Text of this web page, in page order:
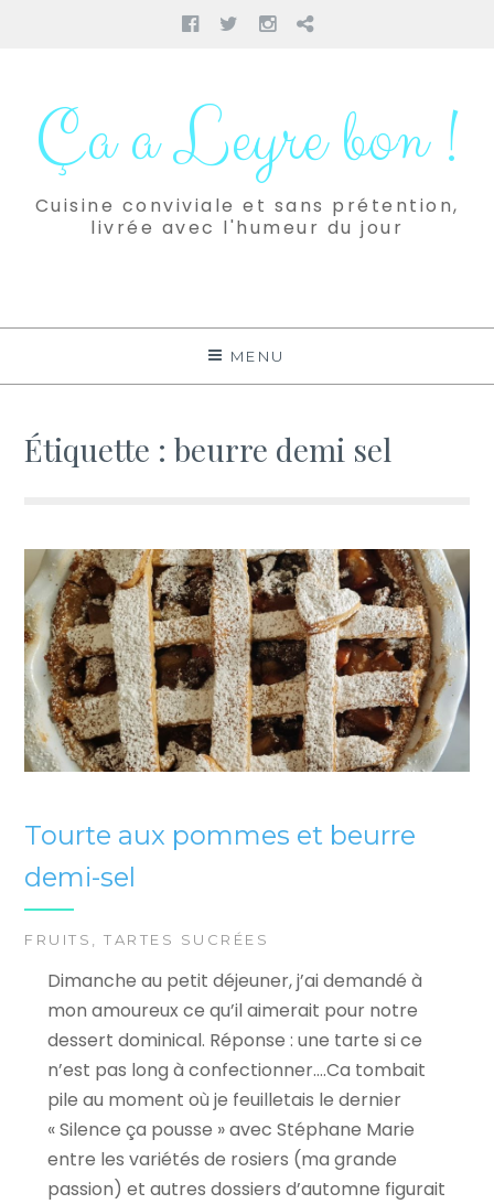
Facebook
TwitterInstagram
Pinterest
contenuÇa a Leyre bon !
Cuisine conviviale et sans prétention,
livrée avec l'humeur du jour
MENU
Étiquette :beurre demi sel
Tourte aux pommes et beurre
demi-sel
FRUITS ,TARTES SUCRÉES
Dimanche au petit déjeuner, j’ai demandé à
mon amoureux ce qu’il aimerait pour notre
dessert dominical. Réponse : une tarte si ce
n’est pas long à confectionner….Ca tombait
pile au moment où je feuilletais le dernier
« Silence ça pousse » avec Stéphane Marie
entre les variétés de rosiers (ma grande
passion) et autres dossiers d’automne figurait